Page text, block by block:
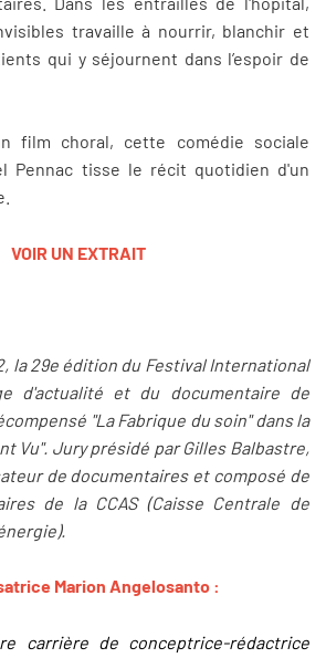
travaille à nourrir, blanchir et
qui y séjournent dans l’espoir de
film choral, cette comédie sociale
Pennac tisse le récit quotidien d'un
VOIR UN EXTRAIT
la 29e édition du Festival International
d'actualité et du documentaire de
"La Fabrique du soin" dans la
Vu". Jury présidé par Gilles Balbastre,
de documentaires et composé de
de la CCAS (Caisse Centrale de
Marion Angelosanto :
carrière de conceptrice-rédactrice